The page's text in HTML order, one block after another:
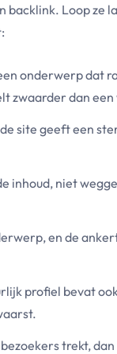
backlink. Loop ze
onderwerp dat
zwaarder dan
site geeft een
inhoud, niet
en de
profiel bevat
trekt,